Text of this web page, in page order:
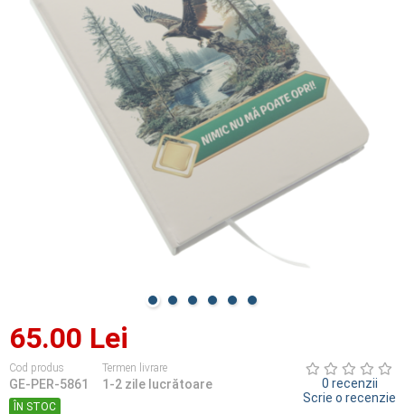
65.00 Lei
Cod produs
GE-PER-5861
Termen livrare
1-2 zile lucrătoare
ÎN STOC
0 recenzii
Scrie o recenzie